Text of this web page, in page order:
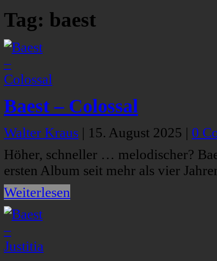
Tag: baest
Baest – Colossal
Walter Kraus | 15. August 2025 | 0
Höher, schneller … melodischer?
ersten Album seit mehr als vier
Weiterlesen